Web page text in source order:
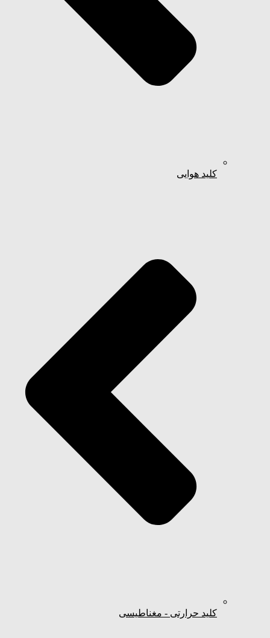
کلید هوایی
کلید حرارتی - مغناطیسی